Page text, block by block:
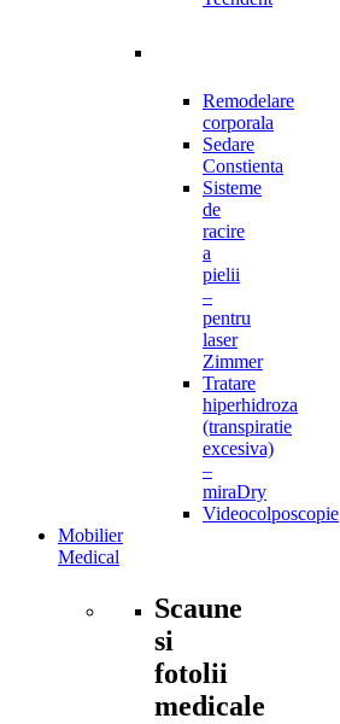
Remodelare
corporala
Sedare
Constienta
Sisteme
de
racire
a
pielii
–
pentru
laser
Zimmer
Tratare
hiperhidroza
(transpiratie
excesiva)
–
miraDry
Videocolposcopie
Mobilier
Medical
Scaune
si
fotolii
medicale